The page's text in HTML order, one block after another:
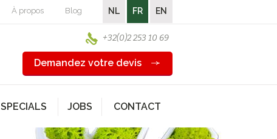
À propos Blog NL FR EN
+32(0)2 253 10 69
Demandez votre devis
SPECIALS JOBS CONTACT